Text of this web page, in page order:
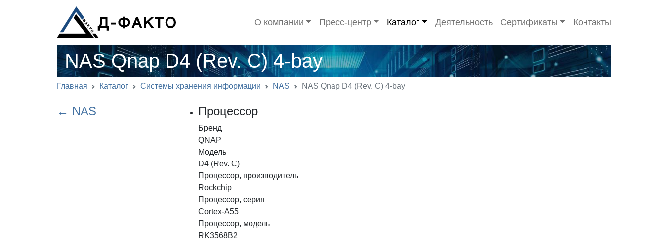
О компании Пресс-центр Каталог Деятельность Сертификаты Контакты
NAS Qnap D4 (Rev. C) 4-bay
Главная Каталог Системы хранения информации NAS NAS Qnap D4 (Rev. C) 4-bay
← NAS Процессор
Бренд
QNAP
Модель
D4 (Rev. C)
Процессор, производитель
Rockchip
Процессор, серия
Cortex-A55
Процессор, модель
RK3568B2